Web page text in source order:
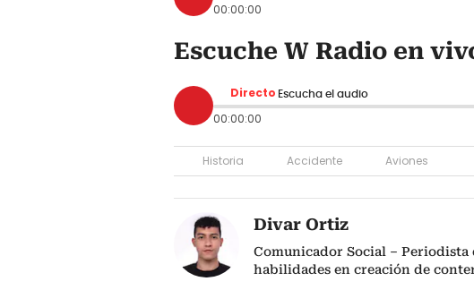
00:00:00
Escuche W Radio en
Directo Escucha el audio
00:00:00
Historia Accidente Aviones
Divar Ortiz
Comunicador Social –
habilidades en creación de